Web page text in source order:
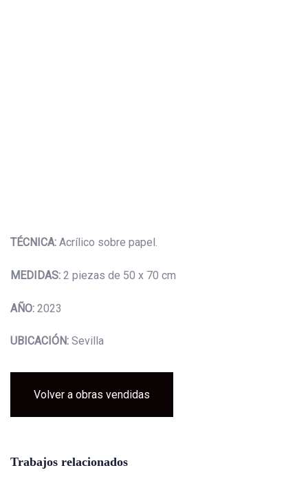
TÉCNICA: Acrílico sobre papel.
MEDIDAS: 2 piezas de 50 x 70 cm
AÑO: 2023
UBICACIÓN: Sevilla
Volver a obras vendidas
Trabajos relacionados